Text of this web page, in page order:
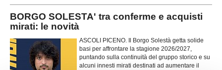
BORGO SOLESTA' tra conferme e acquisti
mirati: le novità
ASCOLI PICENO. Il Borgo Solestà getta solide
basi per affrontare la stagione 2026/2027,
puntando sulla continuità del gruppo storico e su
alcuni innesti mirati destinati ad aumentare il